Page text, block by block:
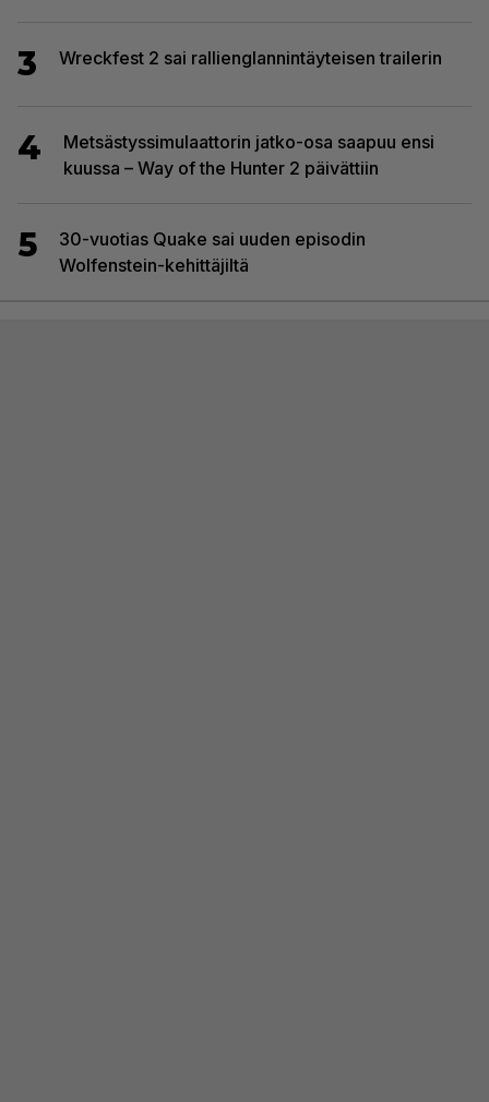
3 Wreckfest 2 sai rallienglannintäyteisen trailerin
4
Metsästyssimulaattorin jatko-osa saapuu ensi
kuussa – Way of the Hunter 2 päivättiin
5
30-vuotias Quake sai uuden episodin
Wolfenstein-kehittäjiltä